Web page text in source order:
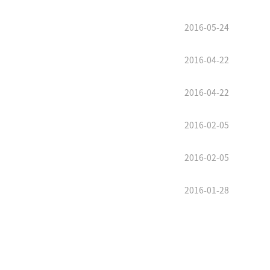
2016-05-24
2016-04-22
2016-04-22
2016-02-05
2016-02-05
2016-01-28